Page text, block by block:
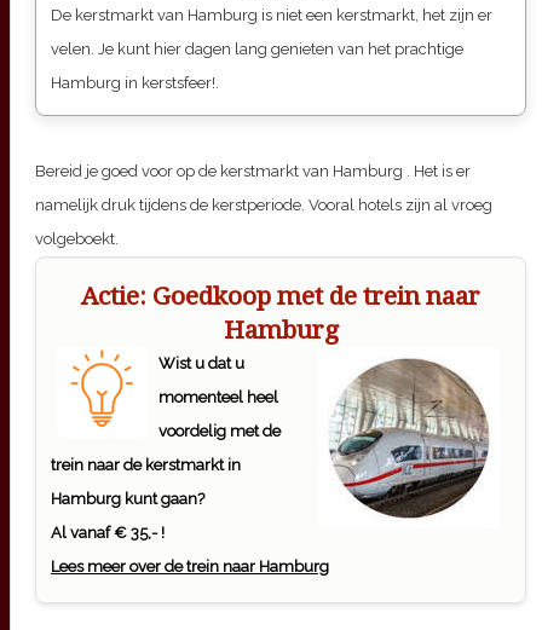
De kerstmarkt van Hamburg is niet een kerstmarkt, het zijn er
velen. Je kunt hier dagen lang genieten van het prachtige
Hamburg in kerstsfeer!.
Bereid je goed voor op de kerstmarkt van Hamburg . Het is er
namelijk druk tijdens de kerstperiode. Vooral hotels zijn al vroeg
volgeboekt.
Actie: Goedkoop met de trein naar
Hamburg
Wist u dat u
momenteel heel
voordelig met de
trein naar de kerstmarkt in
Hamburg kunt gaan?
Al vanaf € 35,- !
Lees meer over de trein naar Hamburg